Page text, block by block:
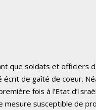
que soldats et officiers
de gaîté de coeur.
fois à l’Etat
mesure susceptible de